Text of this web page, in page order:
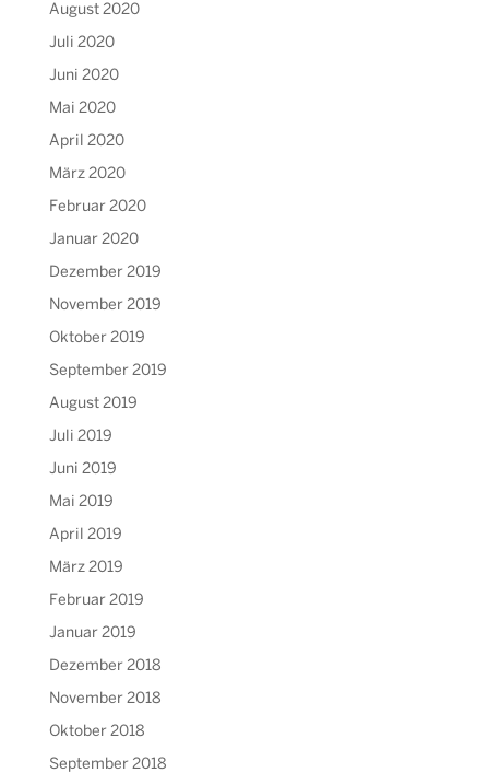
August 2020
Juli 2020
Juni 2020
Mai 2020
April 2020
März 2020
Februar 2020
Januar 2020
Dezember 2019
November 2019
Oktober 2019
September 2019
August 2019
Juli 2019
Juni 2019
Mai 2019
April 2019
März 2019
Februar 2019
Januar 2019
Dezember 2018
November 2018
Oktober 2018
September 2018